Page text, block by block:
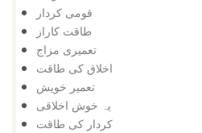
قومی کردار
طاقت کاراز
تعمیری مزاج
اخلاق کی طاقت
تعمیر خویش
یہ خوش اخلاقی
کردار کی طاقت